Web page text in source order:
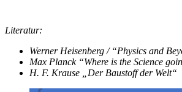
Literatur:
Werner Heisenberg / “Physics and
Max Planck “Where is the Science
H. F. Krause „Der Baustoff der Welt“